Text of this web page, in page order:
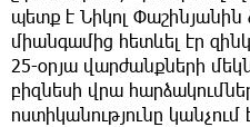
պետք է Նիկոլ Փաշինյանին
միանգամից հետևել էր
25-օրյա վարժանքների
բիզնեսի վրա
ոստիկանությունը կանչում